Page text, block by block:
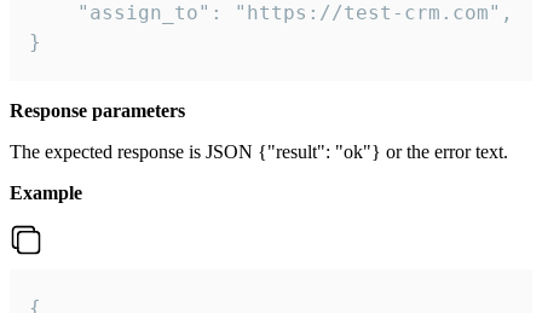
    "assign_to": "https://test-crm.com",
}
Response parameters
The expected response is JSON {"result": "ok"} or the error text.
Example
{